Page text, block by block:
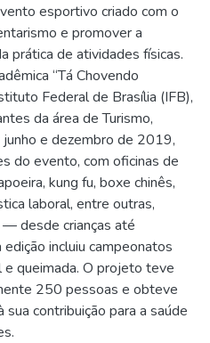
esportivo criado com o
e promover a
prática de atividades físicas.
“Tá Chovendo
Federal de Brasília (IFB),
da área de Turismo,
e dezembro de 2019,
do evento, com oficinas de
kung fu, boxe chinês,
laboral, entre outras,
desde crianças até
incluiu campeonatos
queimada. O projeto teve
250 pessoas e obteve
contribuição para a saúde